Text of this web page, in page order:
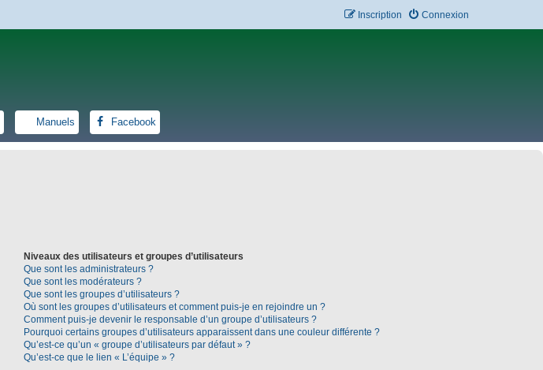
Connexion
Inscription
Manuels Facebook
Niveaux des utilisateurs et groupes d’utilisateurs
Que sont les administrateurs ?
Que sont les modérateurs ?
Que sont les groupes d’utilisateurs ?
Où sont les groupes d’utilisateurs et comment puis-je en rejoindre un ?
Comment puis-je devenir le responsable d’un groupe d’utilisateurs ?
Pourquoi certains groupes d’utilisateurs apparaissent dans une couleur différente ?
Qu’est-ce qu’un « groupe d’utilisateurs par défaut » ?
Qu’est-ce que le lien « L’équipe » ?